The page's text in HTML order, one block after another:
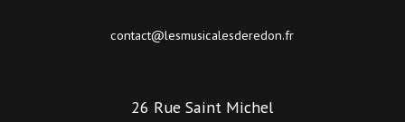
contact@lesmusicalesderedon.fr
26 Rue Saint Michel